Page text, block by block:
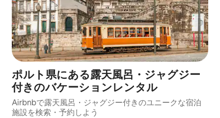
ポルト県にある露天風呂・ジャグジー
付きのバケーションレンタル
Airbnbで露天風呂・ジャグジー付きのユニークな宿泊
施設を検索・予約しよう